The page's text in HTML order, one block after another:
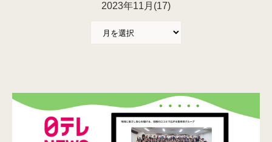
2023年11月(17)